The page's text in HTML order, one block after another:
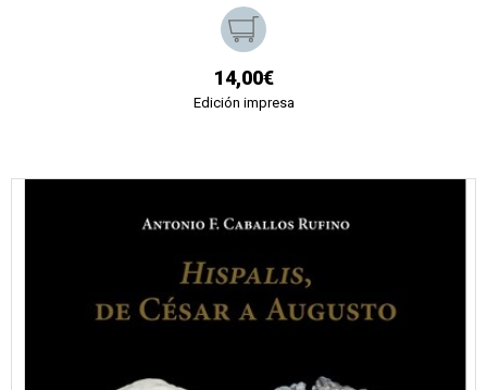
14,00€
Edición impresa